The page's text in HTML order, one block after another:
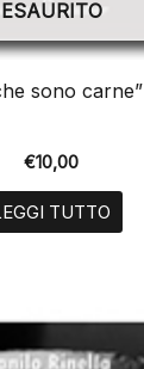
ESAURITO
sono carne”
€10,00
TUTTO